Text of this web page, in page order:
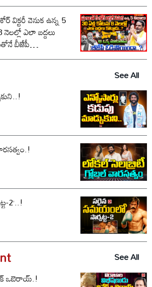
విక్టరీ వెనుక ఉన్న 5
బీజేపీ
See All
2’..!
See All
ఒబెరాయ్.!